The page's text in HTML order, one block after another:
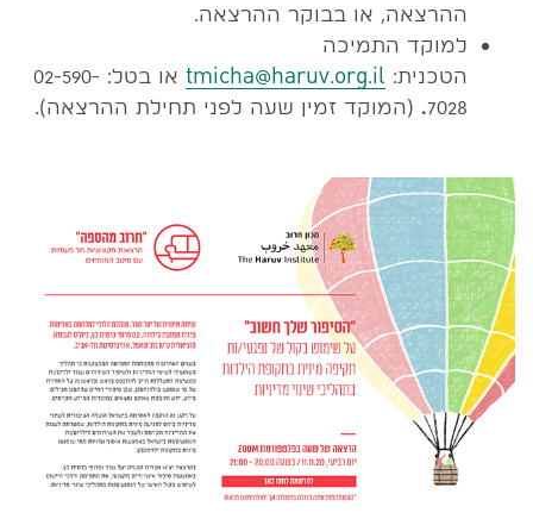
ההרצאה, או בבוקר ההרצאה.
למוקד התמיכה
הטכנית: tmicha@haruv.org.il או בטל: 02-590-
7028
. (המוקד זמין שעה לפני תחילת ההרצאה).